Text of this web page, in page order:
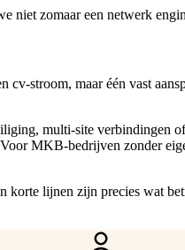
niet zomaar een netwerk
stroom, maar één vast
multi-site verbindingen
MKB-bedrijven zonder
lijnen zijn precies wat